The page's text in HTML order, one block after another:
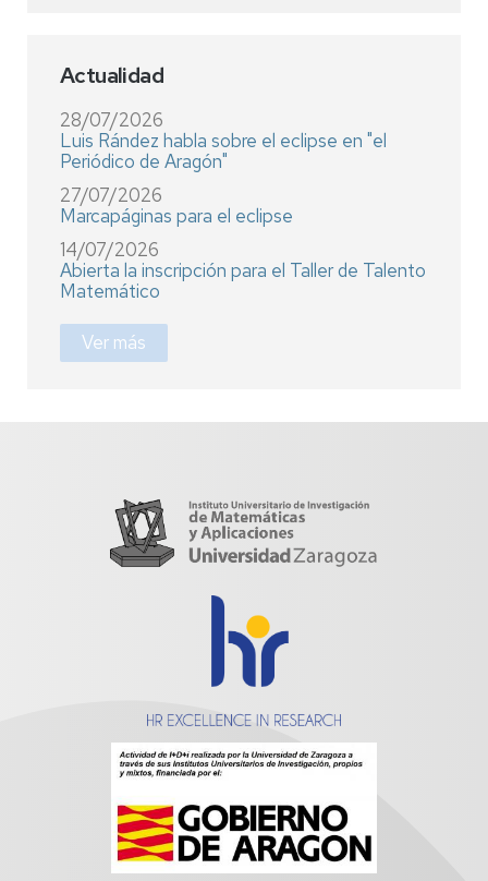
Actualidad
28/07/2026
Luis Rández habla sobre el eclipse en "el
Periódico de Aragón"
27/07/2026
Marcapáginas para el eclipse
14/07/2026
Abierta la inscripción para el Taller de Talento
Matemático
Ver más